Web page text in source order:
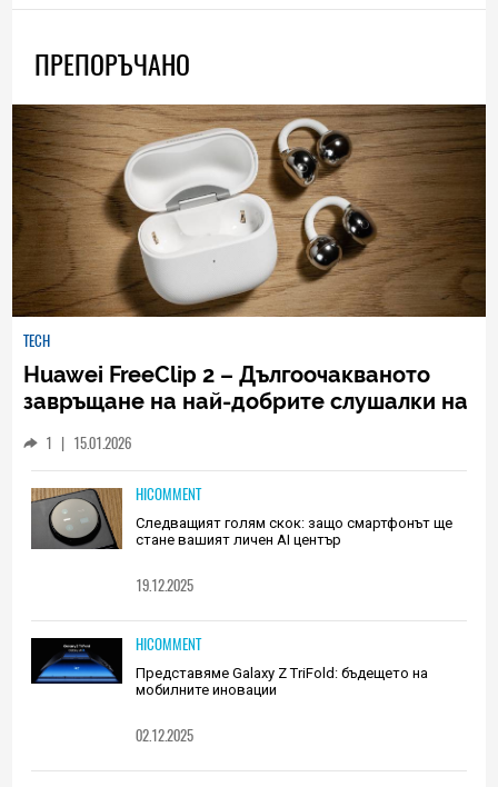
ПРЕПОРЪЧАНО
TECH
Huawei FreeClip 2 – Дългоочакваното
завръщане на най-добрите слушалки на
1 | 15.01.2026
HICOMMENT
Следващият голям скок: защо смартфонът ще
стане вашият личен AI център
19.12.2025
HICOMMENT
Представяме Galaxy Z TriFold: бъдещето на
мобилните иновации
02.12.2025